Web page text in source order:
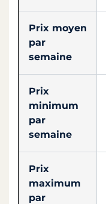
Prix moyen
par
semaine
Prix
minimum
par
semaine
Prix
maximum
par